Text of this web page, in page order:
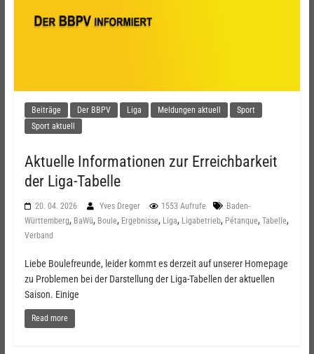
Beiträge Der BBPV Liga Meldungen aktuell
Sport
Sport aktuell
Aktuelle Informationen zur Erreichbarkeit
der Liga-Tabelle
20. 04. 2026 Yves Dreger 1553 Aufrufe
Baden-
Württemberg, BaWü, Boule, Ergebnisse, Liga, Ligabetrieb, Pétanque, Tabelle,
Verband
Liebe Boulefreunde, leider kommt es derzeit auf unserer Homepage
zu Problemen bei der Darstellung der Liga-Tabellen der aktuellen
Saison. Einige
Read more